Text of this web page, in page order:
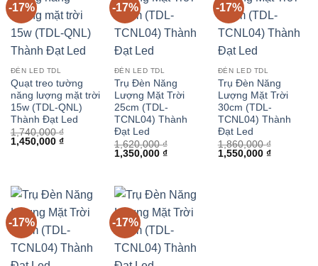
-17%
ĐÈN LED TDL
Quạt treo tường
năng lượng mặt trời
15w (TDL-QNL)
Thành Đạt Led
1,740,000₫
Giá
1,450,000 ₫Giá
-17%
ĐÈN LED TDL
Trụ Đèn Năng
Lượng Mặt Trời
25cm (TDL-
TCNL04) Thành
Đạt Led
1,620,000₫
Giá
1,350,000 ₫Giá
1,350,000 ₫.
-17%
ĐÈN LED TDL
Trụ Đèn Năng
Lượng Mặt Trời
30cm (TDL-
TCNL04) Thành
Đạt Led
1,860,000₫
Giá
1,550,000 ₫Giá
-17% -17%